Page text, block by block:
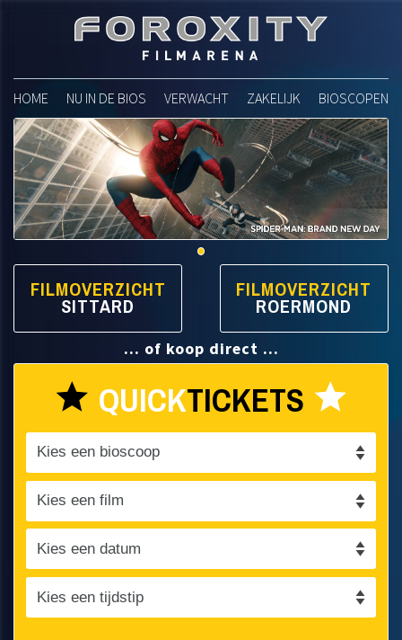
Foroxity Filmarena
HOME NU IN DE BIOS VERWACHT ZAKELIJK BIOSCOPEN
FILMOVERZICHT
SITTARD FILMOVERZICHT
ROERMOND
... of koop direct ...
star QUICKTICKETS star